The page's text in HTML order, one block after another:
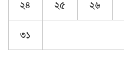
২৪ ২৫ ২৬
৩১